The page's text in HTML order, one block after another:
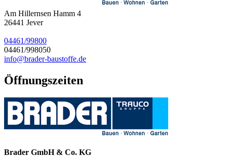
Am Hillernsen Hamm 4
26441 Jever
04461/99800
04461/998050
info@brader-baustoffe.de
Öffnungszeiten
Brader GmbH & Co. KG